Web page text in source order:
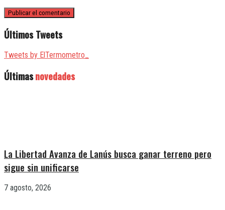
Últimos Tweets
Tweets by ElTermometro_
Últimasnovedades
La Libertad Avanza de Lanús busca ganar terreno pero
sigue sin unificarse
7 agosto, 2026